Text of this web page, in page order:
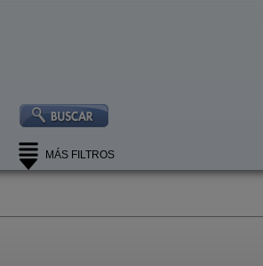
MÁS FILTROS